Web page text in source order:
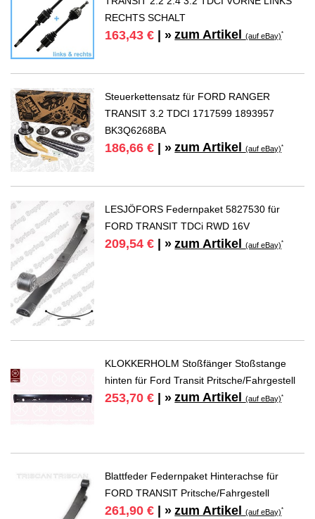
RECHTS SCHALT
163,43 € | » zum Artikel(auf eBay)*
Steuerkettensatz für FORD RANGER
TRANSIT 3.2 TDCI 1717599 1893957
BK3Q6268BA
186,66 € | » zum Artikel(auf eBay)*
LESJÖFORS Federnpaket 5827530 für
FORD TRANSIT TDCi RWD 16V
209,54 € | » zum Artikel(auf eBay)*
KLOKKERHOLM Stoßfänger Stoßstange
hinten für Ford Transit Pritsche/Fahrgestell
253,70 € | » zum Artikel(auf eBay)*
Blattfeder Federnpaket Hinterachse für
FORD TRANSIT Pritsche/Fahrgestell
261,90 € | » zum Artikel(auf eBay)*